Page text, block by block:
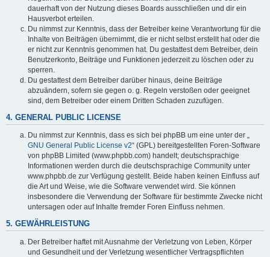
dauerhaft von der Nutzung dieses Boards ausschließen und dir ein
Hausverbot erteilen.
Du nimmst zur Kenntnis, dass der Betreiber keine Verantwortung für die
Inhalte von Beiträgen übernimmt, die er nicht selbst erstellt hat oder die
er nicht zur Kenntnis genommen hat. Du gestattest dem Betreiber, dein
Benutzerkonto, Beiträge und Funktionen jederzeit zu löschen oder zu
sperren.
Du gestattest dem Betreiber darüber hinaus, deine Beiträge
abzuändern, sofern sie gegen o. g. Regeln verstoßen oder geeignet
sind, dem Betreiber oder einem Dritten Schaden zuzufügen.
4. GENERAL PUBLIC LICENSE
Du nimmst zur Kenntnis, dass es sich bei phpBB um eine unter der „
GNU General Public License v2“ (GPL) bereitgestellten Foren-Software
von phpBB Limited (www.phpbb.com) handelt; deutschsprachige
Informationen werden durch die deutschsprachige Community unter
www.phpbb.de zur Verfügung gestellt. Beide haben keinen Einfluss auf
die Art und Weise, wie die Software verwendet wird. Sie können
insbesondere die Verwendung der Software für bestimmte Zwecke nicht
untersagen oder auf Inhalte fremder Foren Einfluss nehmen.
5. GEWÄHRLEISTUNG
Der Betreiber haftet mit Ausnahme der Verletzung von Leben, Körper
und Gesundheit und der Verletzung wesentlicher Vertragspflichten